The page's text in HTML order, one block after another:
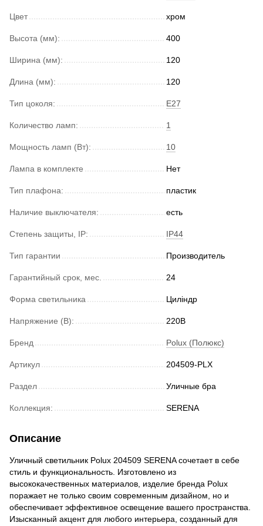
Цвет хром
Высота (мм): 400
Ширина (мм): 120
Длина (мм): 120
Тип цоколя: E27
Количество ламп: 1
Мощность ламп (Вт): 10
Лампа в комплекте Нет
Тип плафона: пластик
Наличие выключателя: есть
Степень защиты, IP: IP44
Тип гарантии Производитель
Гарантийный срок, мес. 24
Форма светильника Циліндр
Напряжение (В): 220В
Бренд Polux (Полюкс)
Артикул 204509-PLX
Раздел Уличные бра
Коллекция: SERENA
Описание
Уличный светильник Polux 204509 SERENA сочетает в себе
стиль и функциональность. Изготовлено из
высококачественных материалов, изделие бренда Polux
поражает не только своим современным дизайном, но и
обеспечивает эффективное освещение вашего пространства.
Изысканный акцент для любого интерьера, созданный для